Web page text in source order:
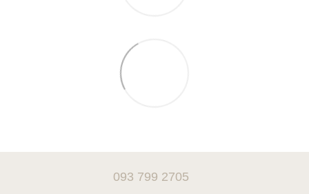
093 799 2705